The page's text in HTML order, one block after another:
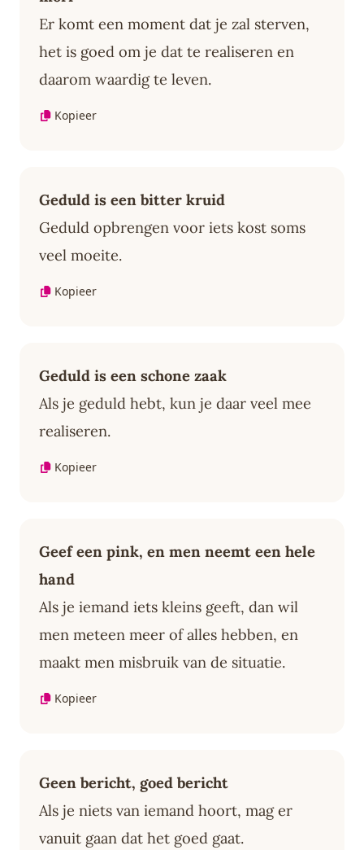
Er komt een moment dat je zal sterven,
het is goed om je dat te realiseren en
daarom waardig te leven.
Kopieer
Geduld is een bitter kruid
Geduld opbrengen voor iets kost soms
veel moeite.
Kopieer
Geduld is een schone zaak
Als je geduld hebt, kun je daar veel mee
realiseren.
Kopieer
Geef een pink, en men neemt een hele
hand
Als je iemand iets kleins geeft, dan wil
men meteen meer of alles hebben, en
maakt men misbruik van de situatie.
Kopieer
Geen bericht, goed bericht
Als je niets van iemand hoort, mag er
vanuit gaan dat het goed gaat.